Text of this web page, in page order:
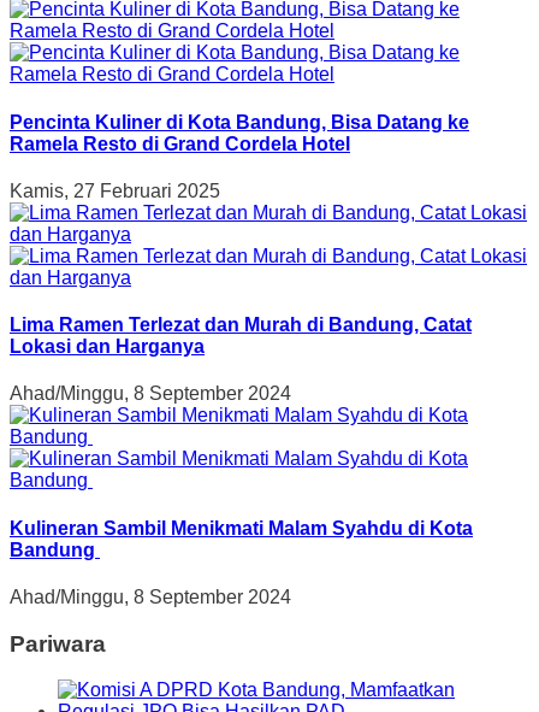
Pencinta Kuliner di Kota Bandung, Bisa Datang ke
Ramela Resto di Grand Cordela Hotel
Kamis, 27 Februari 2025
Lima Ramen Terlezat dan Murah di Bandung, Catat
Lokasi dan Harganya
Ahad/Minggu, 8 September 2024
Kulineran Sambil Menikmati Malam Syahdu di Kota
Bandung
Ahad/Minggu, 8 September 2024
Pariwara